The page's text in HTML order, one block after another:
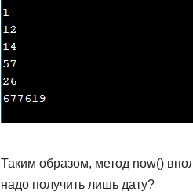
Таким образом, метод now()
надо получить лишь дату?